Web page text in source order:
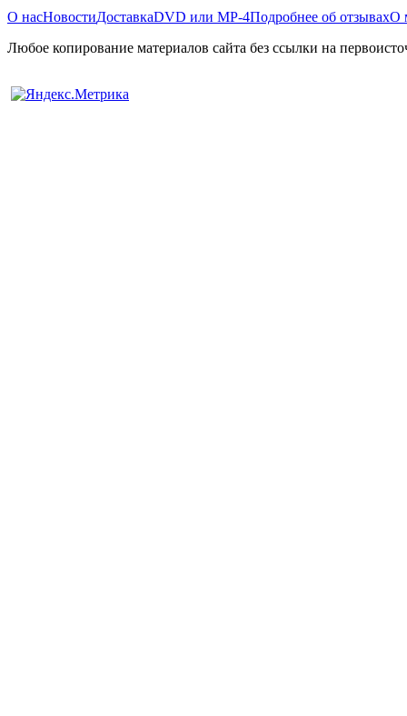
О насНовостиДоставкаDVD или MP-4Подробнее об отзывахО
Любое копирование материалов сайта без ссылки на